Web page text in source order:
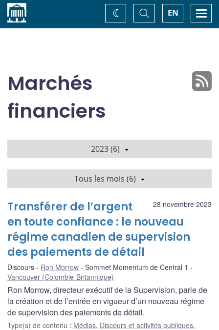
Accueil EN
Basculer
la
recherche
Changez
de
Marchés
financiers
2023 (6)
Tous les mois (6)
28 novembre 2023
Transférer de l’argent
en toute confiance : le nouveau
régime canadien de supervision
des paiements de détail
Discours Ron Morrow
Sommet Momentum de Central 1
Vancouver (Colombie-Britannique)
Ron Morrow, directeur exécutif de la Supervision, parle de
la création et de l’entrée en vigueur d’un nouveau régime
de supervision des paiements de détail.
Type(s) de contenu : Médias, Discours et activités publiques,